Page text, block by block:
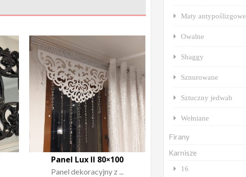
Panel Lux II 80×100
Panel dekoracyjny z ...
Maty antypoślizgowe
Owalne
Shaggy
Sznurowane
Sztuczny jedwab
Wełniane
Firany
Karnisze
16